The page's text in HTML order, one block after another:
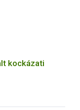
kockázati